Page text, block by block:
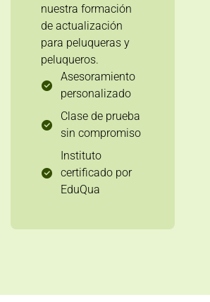
nuestra formación
de actualización
para peluqueras y
peluqueros.
Asesoramiento
personalizado
Clase de prueba
sin compromiso
Instituto
certificado por
EduQua